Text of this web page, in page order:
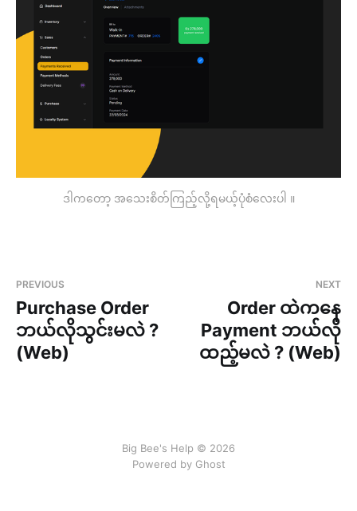
ဒါကတော့ အသေးစိတ်ကြည့်လို့ရမယ့်ပုံစံလေးပါ ။
PREVIOUS
Purchase Order
ဘယ်လိုသွင်းမလဲ ?
(Web)
NEXT
Order ထဲကနေ
Payment ဘယ်လို
ထည့်မလဲ ? (Web)
Big Bee's Help © 2026
Powered by Ghost